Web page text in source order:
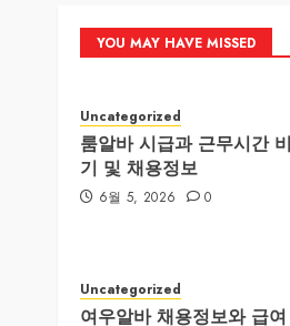
YOU MAY HAVE MISSED
Uncategorized
룸알바 시급과 근무시간
기 및 채용정보
6월 5, 2026 0
Uncategorized
여우알바 채용정보와 급